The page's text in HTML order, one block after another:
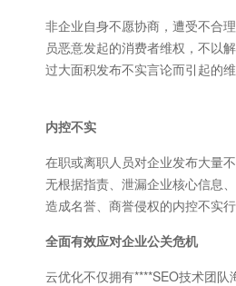
非企业自身不愿协商，遭受不合
员恶意发起的消费者维权，不以
过大面积发布不实言论而引起的维
内控不实
在职或离职人员对企业发布大量
无根据指责、泄漏企业核心信息
造成名誉、商誉侵权的内控不实行
全面有效应对企业公关危机
云优化不仅拥有****SEO技术团队